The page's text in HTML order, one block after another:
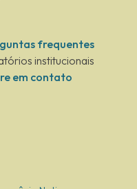
frequentes
institucionais
em contato